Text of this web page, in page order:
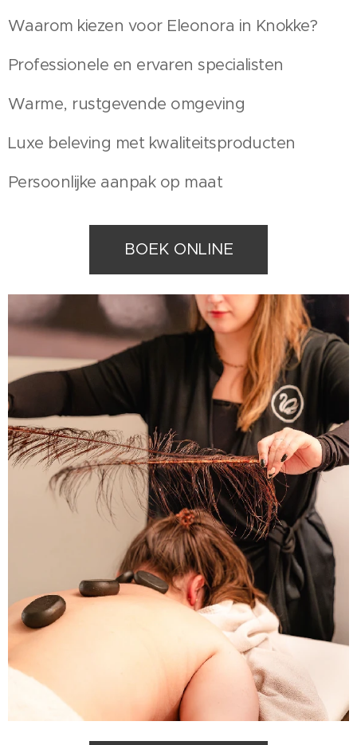
Waarom kiezen voor Eleonora in Knokke?
Professionele en ervaren specialisten
Warme, rustgevende omgeving
Luxe beleving met kwaliteitsproducten
Persoonlijke aanpak op maat
BOEK ONLINE